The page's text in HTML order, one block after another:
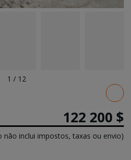
1 / 12
122 200 $
não inclui impostos, taxas ou envio)